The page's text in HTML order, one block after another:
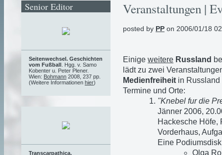
Veranstaltungen |
posted by PP on 2006/01/18
Einige weitere Russland
lädt zu zwei
Medienfreiheit in Russland
Termine und Orte:
"Knebel fur die
Jänner 2006,
Hackesche Höfe,
Vorderhaus,
Eine
Olga
Senior Editor
Seitenwechsel. Geschichten
vom Fußball . Hgg. v. Samo
Kobenter u. Peter Plener.
Wien: Bohmann 2008, 237 pp.
(Weitere Informationen hier)
Transcarpathica.